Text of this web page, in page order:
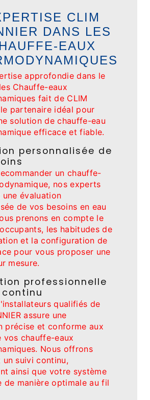
CLIM
DANS LES
EAUX
approfondie dans le
Chauffe-eaux
fait de CLIM
le partenaire idéal pour
solution de chauffe-eau
efficace et fiable.
personnalisée de
un chauffe-
nos experts
évaluation
de vos besoins en eau
prenons en compte le
les habitudes de
et la configuration de
pour vous proposer une
mesure.
professionnelle
qualifiés de
assure une
précise et conforme aux
vos chauffe-eaux
Nous offrons
un suivi continu,
ainsi que votre système
de manière optimale au fil